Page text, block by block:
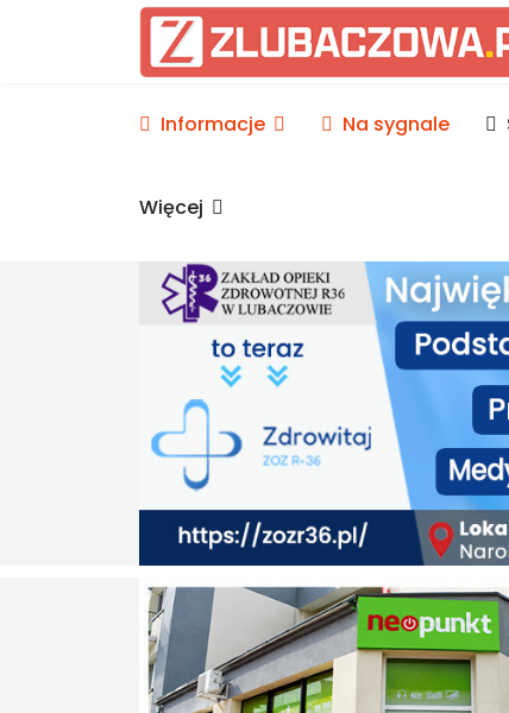
Informacje Lubaczów,
Informacje Na sygnale
Więcej